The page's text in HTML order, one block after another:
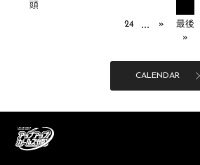
頭
24 ... »
最後
»
CALENDAR